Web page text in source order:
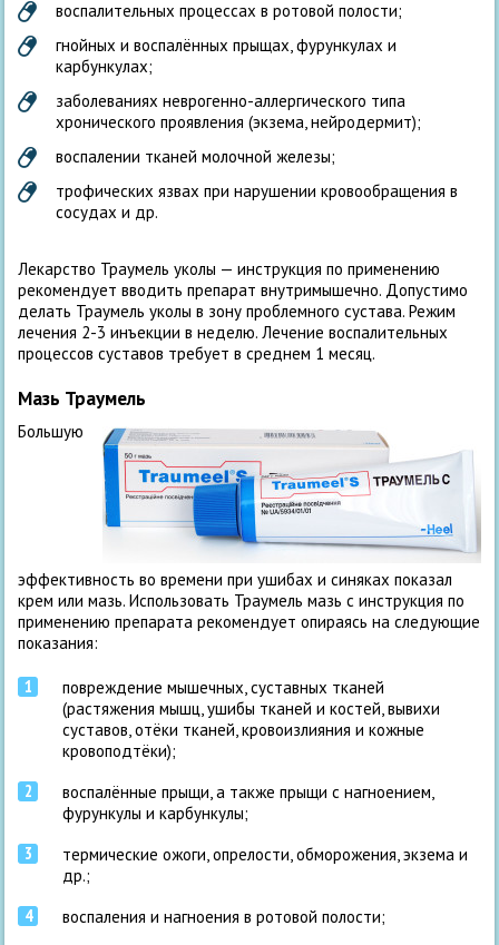
воспалительных процессах в ротовой полости;
гнойных и воспалённых прыщах, фурункулах и
карбункулах;
заболеваниях неврогенно-аллергического типа
хронического проявления (экзема, нейродермит);
воспалении тканей молочной железы;
трофических язвах при нарушении кровообращения в
сосудах и др.
Лекарство Траумель уколы — инструкция по применению
рекомендует вводить препарат внутримышечно. Допустимо
делать Траумель уколы в зону проблемного сустава. Режим
лечения 2-3 инъекции в неделю. Лечение воспалительных
процессов суставов требует в среднем 1 месяц.
Мазь Траумель
Большую
эффективность во времени при ушибах и синяках показал
крем или мазь. Использовать Траумель мазь с инструкция по
применению препарата рекомендует опираясь на следующие
показания:
повреждение мышечных, суставных тканей
(растяжения мышц, ушибы тканей и костей, вывихи
суставов, отёки тканей, кровоизлияния и кожные
кровоподтёки);
воспалённые прыщи, а также прыщи с нагноением,
фурункулы и карбункулы;
термические ожоги, опрелости, обморожения, экзема и
др.;
воспаления и нагноения в ротовой полости;